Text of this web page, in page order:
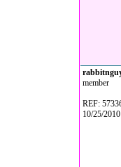
member
REF:
10/25/2010